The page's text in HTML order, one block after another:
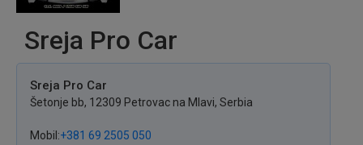
Sreja Pro Car
Sreja Pro Car
Šetonje bb, 12309 Petrovac na Mlavi, Serbia
Mobil +381 69 2505 050